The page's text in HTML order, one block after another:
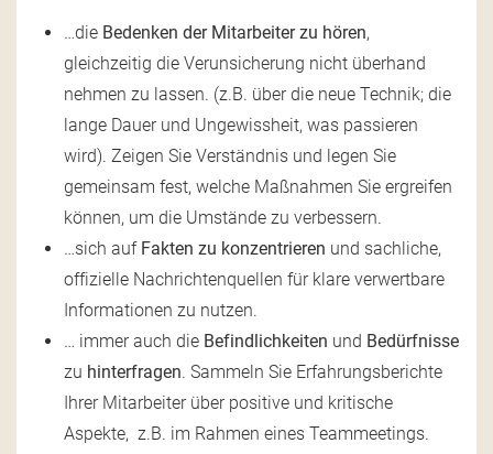
…die Bedenken der Mitarbeiter zu hören,
gleichzeitig die Verunsicherung nicht überhand
nehmen zu lassen. (z.B. über die neue Technik; die
lange Dauer und Ungewissheit, was passieren
wird). Zeigen Sie Verständnis und legen Sie
gemeinsam fest, welche Maßnahmen Sie ergreifen
können, um die Umstände zu verbessern.
…sich auf Fakten zu konzentrieren und sachliche,
offizielle Nachrichtenquellen für klare verwertbare
Informationen zu nutzen.
… immer auch die Befindlichkeiten und Bedürfnisse
zu hinterfragen. Sammeln Sie Erfahrungsberichte
Ihrer Mitarbeiter über positive und kritische
Aspekte, z.B. im Rahmen eines Teammeetings.